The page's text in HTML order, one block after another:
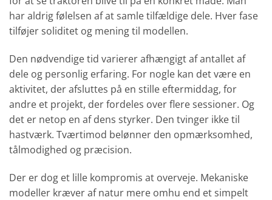
har aldrig følelsen af at samle tilfældige dele. Hver fase
tilføjer soliditet og mening til modellen.
Den nødvendige tid varierer afhængigt af antallet af
dele og personlig erfaring. For nogle kan det være en
aktivitet, der afsluttes på en stille eftermiddag, for
andre et projekt, der fordeles over flere sessioner. Og
det er netop en af dens styrker. Den tvinger ikke til
hastværk. Tværtimod belønner den opmærksomhed,
tålmodighed og præcision.
Der er dog et lille kompromis at overveje. Mekaniske
modeller kræver af natur mere omhu end et simpelt